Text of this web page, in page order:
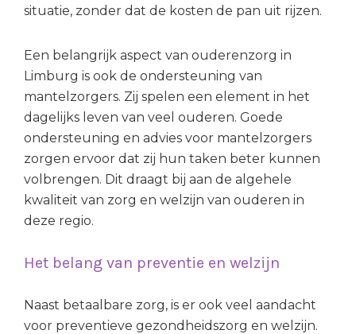
situatie, zonder dat de kosten de pan uit rijzen.
Een belangrijk aspect van ouderenzorg in
Limburg is ook de ondersteuning van
mantelzorgers. Zij spelen een element in het
dagelijks leven van veel ouderen. Goede
ondersteuning en advies voor mantelzorgers
zorgen ervoor dat zij hun taken beter kunnen
volbrengen. Dit draagt bij aan de algehele
kwaliteit van zorg en welzijn van ouderen in
deze regio.
Het belang van preventie en welzijn
Naast betaalbare zorg, is er ook veel aandacht
voor preventieve gezondheidszorg en welzijn.